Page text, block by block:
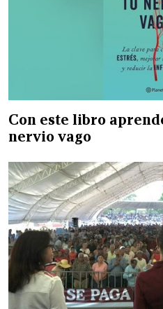
Con este libro
nervio vago